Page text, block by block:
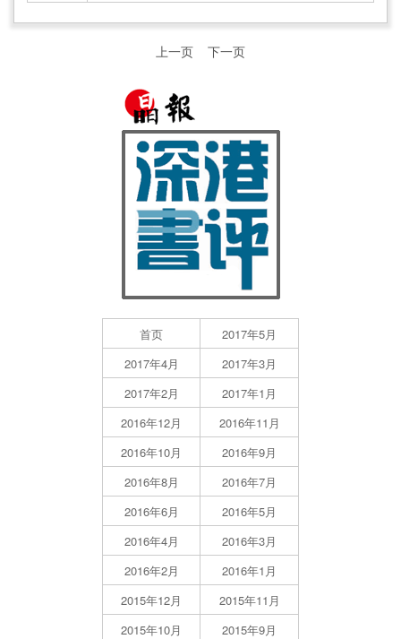
上一页 下一页
首页
2017年5月
2017年4月
2017年3月
2017年2月
2017年1月
2016年12月
2016年11月
2016年10月
2016年9月
2016年8月
2016年7月
2016年6月
2016年5月
2016年4月
2016年3月
2016年2月
2016年1月
2015年12月
2015年11月
2015年10月
2015年9月